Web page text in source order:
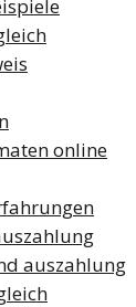
online
auszahlung